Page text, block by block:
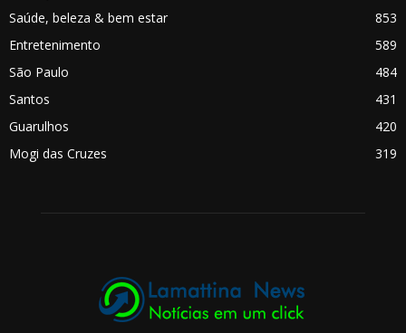
Saúde, beleza & bem estar
853
Entretenimento
589
São Paulo
484
Santos
431
Guarulhos
420
Mogi das Cruzes
319